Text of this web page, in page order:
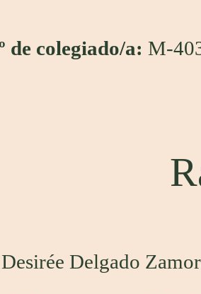
de colegiado/a: M-
Delgado